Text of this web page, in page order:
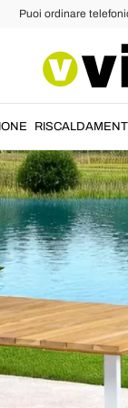
Puoi ordinare